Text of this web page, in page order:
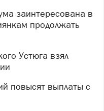
продолжать